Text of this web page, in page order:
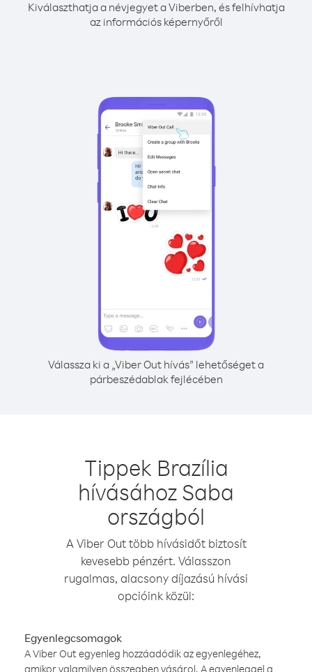
Kiválaszthatja a névjegyet a Viberben, és felhívhatja
az információs képernyőről
Válassza ki a „Viber Out hívás” lehetőséget a
párbeszédablak fejlécében
Tippek Brazília
hívásához Saba
országból
A Viber Out több hívásidőt biztosít
kevesebb pénzért. Válasszon
rugalmas, alacsony díjazású hívási
opcióink közül:
Egyenlegcsomagok
A Viber Out egyenleg hozzáadódik az egyenlegéhez,
amikor valamilyen összegben vásárol. A egyenleggel a